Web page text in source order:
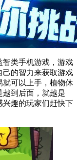
智类手机游戏，游戏
己的智力来获取游戏
就可以上手，植物休
越到后面，就越是
兴趣的玩家们赶快下